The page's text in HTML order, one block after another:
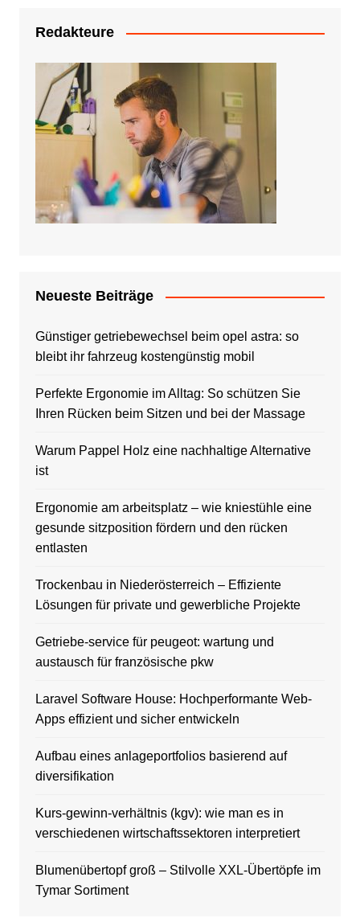
Redakteure
Neueste Beiträge
Günstiger getriebewechsel beim opel astra: so
bleibt ihr fahrzeug kostengünstig mobil
Perfekte Ergonomie im Alltag: So schützen Sie
Ihren Rücken beim Sitzen und bei der Massage
Warum Pappel Holz eine nachhaltige Alternative
ist
Ergonomie am arbeitsplatz – wie kniestühle eine
gesunde sitzposition fördern und den rücken
entlasten
Trockenbau in Niederösterreich – Effiziente
Lösungen für private und gewerbliche Projekte
Getriebe-service für peugeot: wartung und
austausch für französische pkw
Laravel Software House: Hochperformante Web-
Apps effizient und sicher entwickeln
Aufbau eines anlageportfolios basierend auf
diversifikation
Kurs-gewinn-verhältnis (kgv): wie man es in
verschiedenen wirtschaftssektoren interpretiert
Blumenübertopf groß – Stilvolle XXL-Übertöpfe im
Tymar Sortiment